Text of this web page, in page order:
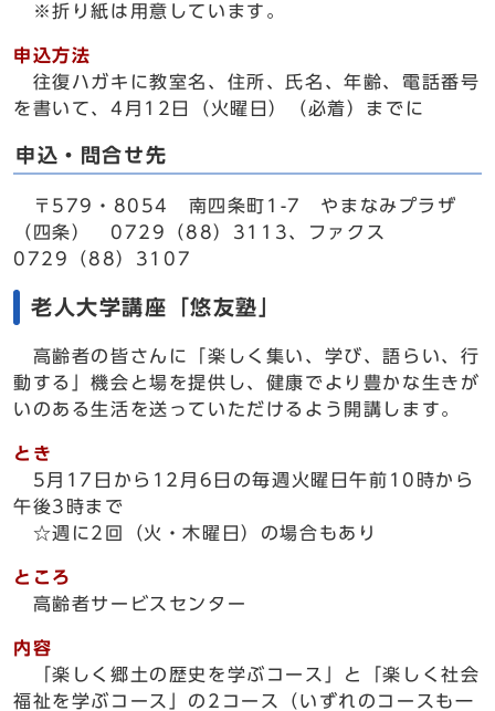
※折り紙は用意しています。
申込方法
往復ハガキに教室名、住所、氏名、年齢、電話番号
を書いて、4月12日（火曜日）（必着）までに
申込・問合せ先
〒579・8054 南四条町1-7 やまなみプラザ
（四条） 0729（88）3113、ファクス
0729（88）3107
老人大学講座「悠友塾」
高齢者の皆さんに「楽しく集い、学び、語らい、行
動する」機会と場を提供し、健康でより豊かな生きが
いのある生活を送っていただけるよう開講します。
とき
5月17日から12月6日の毎週火曜日午前10時から
午後3時まで
☆週に2回（火・木曜日）の場合もあり
ところ
高齢者サービスセンター
内容
「楽しく郷土の歴史を学ぶコース」と「楽しく社会
福祉を学ぶコース」の2コース（いずれのコースも一